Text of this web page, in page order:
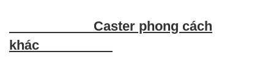
Caster phong cách
khác